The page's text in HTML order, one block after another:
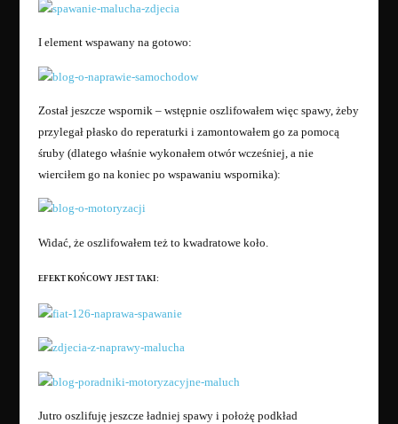
I element wspawany na gotowo:
Został jeszcze wspornik – wstępnie oszlifowałem więc spawy, żeby
przylegał płasko do reperaturki i zamontowałem go za pomocą
śruby (dlatego właśnie wykonałem otwór wcześniej, a nie
wierciłem go na koniec po wspawaniu wspornika):
Widać, że oszlifowałem też to kwadratowe koło.
EFEKT KOŃCOWY JEST TAKI:
Jutro oszlifuję jeszcze ładniej spawy i położę podkład